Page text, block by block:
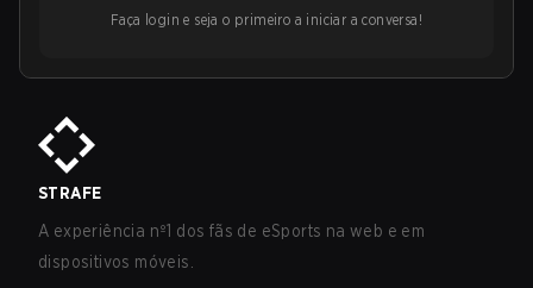
Faça login e seja o primeiro a iniciar a conversa!
STRAFE
A experiência nº1 dos fãs de eSports na web e em
dispositivos móveis.